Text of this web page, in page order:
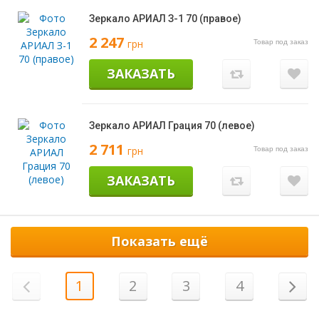
Зеркало АРИАЛ З-1 70 (правое)
2 247 грн Товар под заказ
ЗАКАЗАТЬ
Зеркало АРИАЛ Грация 70 (левое)
2 711 грн Товар под заказ
ЗАКАЗАТЬ
Показать ещё
1 2 3 4